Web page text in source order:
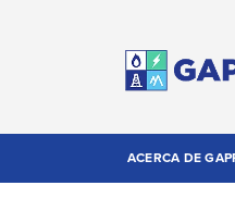
ACERCA DE